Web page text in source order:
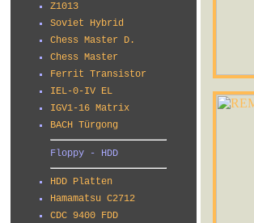
Z1013
Soviet Hybrid
Chess Master D.
Chess Master
Ferrit Transistor
IEL-0-IV EL
IGV1-16 Matrix
BACH Türgong
Floppy - HDD
HDD Platten
Hamamatsu C2712
CDC 9400 FDD